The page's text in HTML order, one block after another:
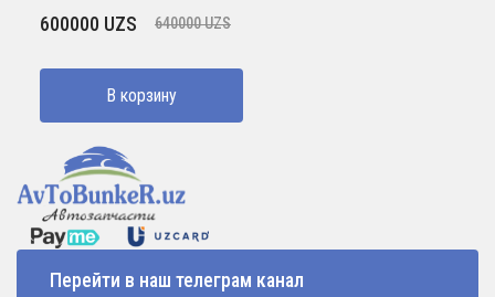
640000UZS
Первоначальная
составляла
640000 UZS.
600000 UZS
Текущая
600000 UZS.
В корзину
Перейти в наш телеграм канал